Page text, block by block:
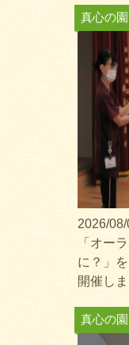
真心の園
2026/
「オー
に？」
開催し
真心の園